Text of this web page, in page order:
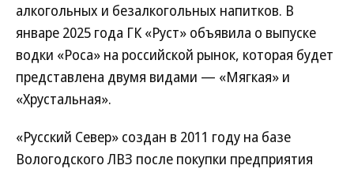
алкогольных и безалкогольных напитков. В
январе 2025 года ГК «Руст» объявила о выпуске
водки «Роса» на российской рынок, которая будет
представлена двумя видами — «Мягкая» и
«Хрустальная».
«Русский Север» создан в 2011 году на базе
Вологодского ЛВЗ после покупки предприятия